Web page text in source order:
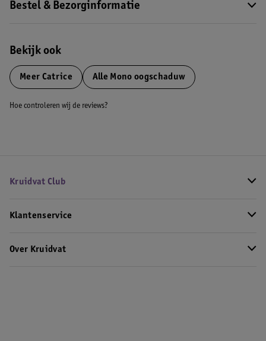
Bestel & Bezorginformatie
Bekijk ook
Meer Catrice Alle Mono oogschaduw
Hoe controleren wij de reviews?
Kruidvat Club
Klantenservice
Over Kruidvat